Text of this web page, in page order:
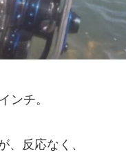
ンチ。
、反応なく、